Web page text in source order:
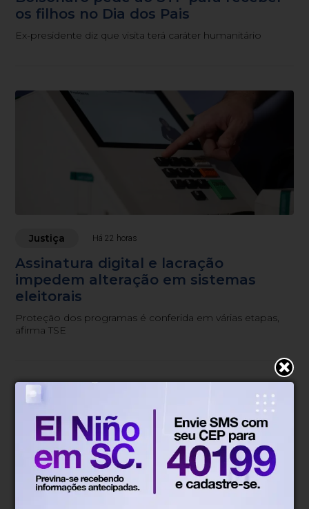
os filhos no Dia dos Pais
Ex-presidente diz que visita terá caráter humanitário
Justiça Há 22 horas
Assinatura digital e lacração
impedem alteração em sistemas
eleitorais
Proteção dos programas é conferida em várias etapas,
afirma TSE